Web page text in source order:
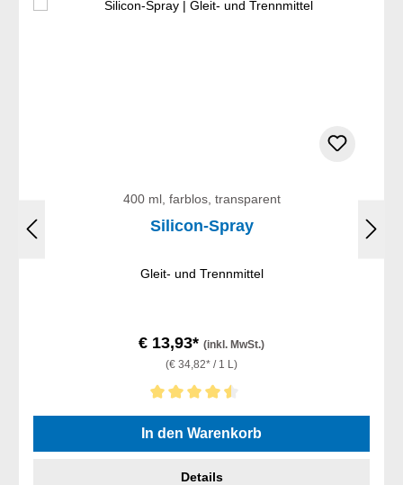
400 ml, farblos, transparent
Silicon-Spray
Gleit- und Trennmittel
€ 13,93* (inkl. MwSt.)
(€ 34,82* / 1 L)
Durchschnittliche Bewertung von 4.5 von 5 Sternen
In den Warenkorb
Details